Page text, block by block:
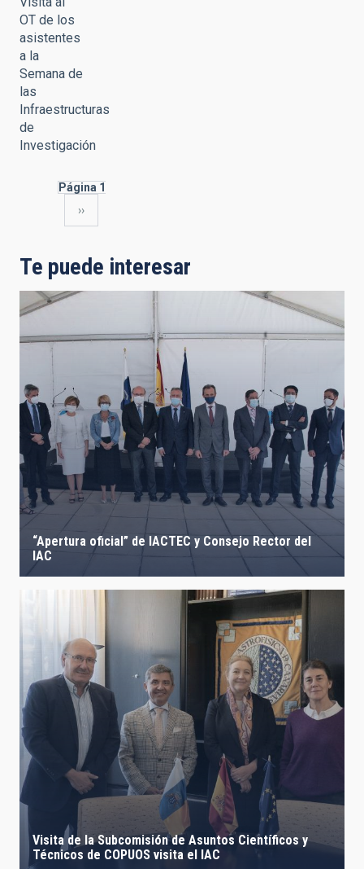
OT de los
asistentes
a la
Semana de
las
Infraestructuras
de
Investigación
Paginación
Página 1
Siguiente
››
Te puede interesar
“Apertura oficial” de IACTEC y Consejo Rector del
IAC
Visita de la Subcomisión de Asuntos Científicos y
Técnicos de COPUOS visita el IAC